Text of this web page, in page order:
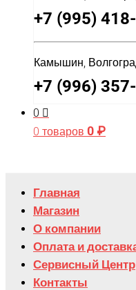
+7 (995)
Камышин,
+7 (996)
0
0 товаров 0 ₽
Главная
Магазин
О компании
Оплата и
Сервисный Центр
Контакты